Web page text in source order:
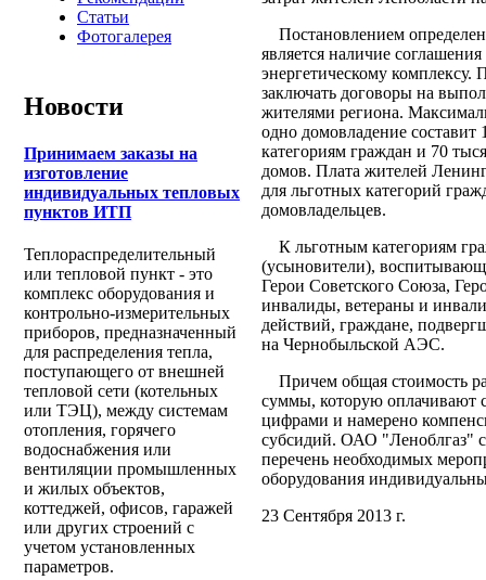
Статьи
Фотогалерея
Новости
Принимаем заказы на
изготовление
индивидуальных тепловых
пунктов ИТП
Теплораспределительный
или тепловой пункт - это
комплекс оборудования и
контрольно-измерительных
приборов, предназначенный
для распределения тепла,
поступающего от внешней
тепловой сети (котельных
или ТЭЦ), между системам
отопления, горячего
водоснабжения или
вентиляции промышленных
и жилых объектов,
коттеджей, офисов, гаражей
или других строений с
учетом установленных
параметров.
Постановлением
является наличие
энергетическому
заключать договоры на
жителями региона.
одно домовладение
категориям граждан и 70
домов. Плата жителей
для льготных категорий
домовладельцев.
К льготным категориям
(усыновители),
Герои Советского Союза,
инвалиды, ветераны и
действий, граждане,
на Чернобыльской АЭС.
Причем общая стоимость
суммы, которую оплачивают
цифрами и намерено
субсидий. ОАО "Леноблгаз"
перечень необходимых
оборудования
23 Сентября 2013 г.